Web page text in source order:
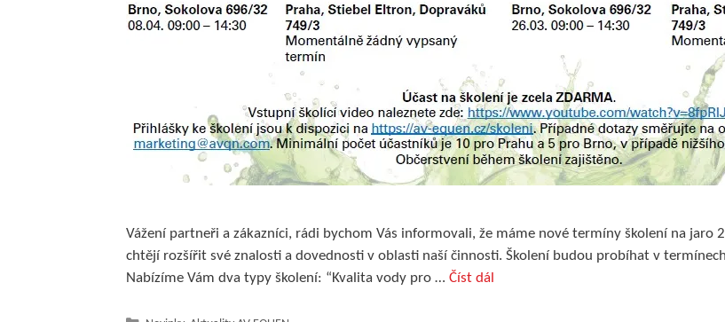
Vážení partneři a zákazníci, rádi bychom Vás informovali, že máme nové termíny školení na jaro
chtějí rozšířit své znalosti a dovednosti v oblasti naší činnosti. Školení budou probíhat v
Nabízíme Vám dva typy školení: “Kvalita vody pro … Číst dál